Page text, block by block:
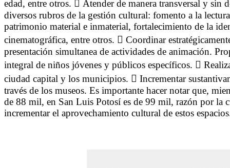
edad, entre otros.  Atender de manera transversal y sin
diversos rubros de la gestión cultural: fomento a la
patrimonio material e inmaterial, fortalecimiento de la
cinematográfica, entre otros.  Coordinar
presentación simultanea de actividades de animación.
integral de niños jóvenes y públicos específicos. 
ciudad capital y los municipios.  Incrementar
través de los museos. Es importante hacer notar que,
de 88 mil, en San Luis Potosí es de 99 mil, razón por la
incrementar el aprovechamiento cultural de estos